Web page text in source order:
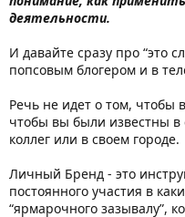
деятельности.
И давайте сразу про “это
попсовым блогером и в
Речь не идет о том, чтобы
чтобы вы были известны в
коллег или в своем городе.
Личный Бренд - это
постоянного участия в
“ярмарочного зазывалу”,